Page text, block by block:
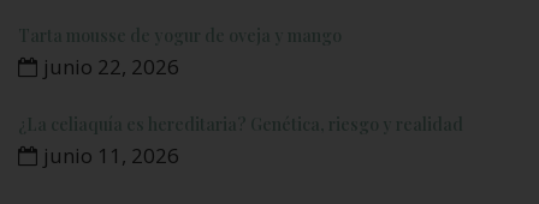
Tarta mousse de yogur de oveja y mango
junio 22, 2026
¿La celiaquía es hereditaria? Genética, riesgo y realidad
junio 11, 2026